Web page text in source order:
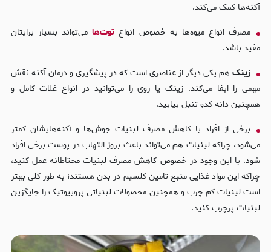
آکنه‌ها کمک می‌کند.
مصرف انواع میوه‌ها به خصوص انواع توت‌ها می‌تواند بسیار برایتان
مفید باشد.
زینکهم یکی دیگر از عناصری است که در پیشگیری و درمان آکنه نقش
مهمی را ایفا می‌کند. زینک یا روی را می‌توانید در انواع غلات کامل و
همچنین دانه کدو تنبل بیابید.
برخی از افراد با کاهش مصرف لبنیات جوش‌ها و آکنه‌هایشان کمتر
می‌شود، چراکه لبنیات هم می‌تواند باعث بروز التهاب در پوست برخی افراد
شود. با این وجود در خصوص کاهش مصرف لبنیات محتاطانه عمل کنید،
چراکه این مواد غذایی منبع تامین کلسیم در بدن هستند؛ به طور کلی بهتر
است لبنیات کم چرب و همچنین محصولات لبنیاتی پروبیوتیک را جایگزین
لبنیات پرچرب کنید.